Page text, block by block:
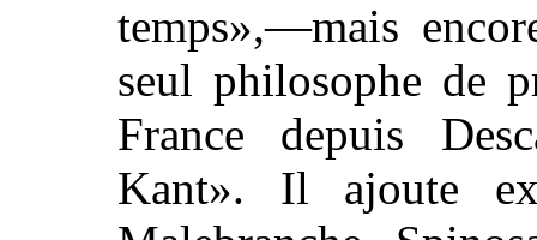
temps»,—mais
seul philosophe de
France depuis
Kant». Il ajoute